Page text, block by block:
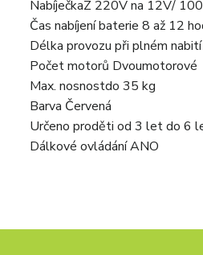
NabíječkaZ 220V na 12V/
Čas nabíjení baterie 8 až 12
Délka provozu při plném nabití
Počet motorů Dvoumotorové
Max. nosnostdo 35 kg
Barva Červená
Určeno proděti od 3 let do 6
Dálkové ovládáníANO